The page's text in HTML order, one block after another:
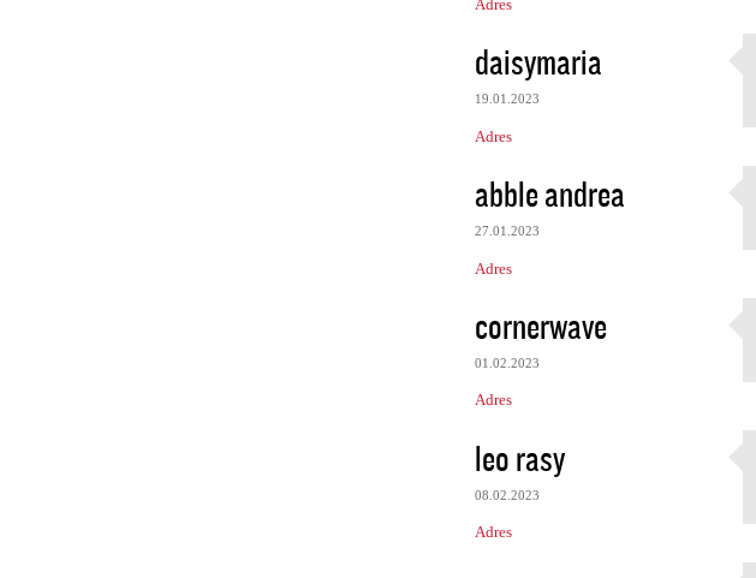
Adres
daisymaria
19.01.2023
Adres
abble andrea
27.01.2023
Adres
cornerwave
01.02.2023
Adres
leo rasy
08.02.2023
Adres